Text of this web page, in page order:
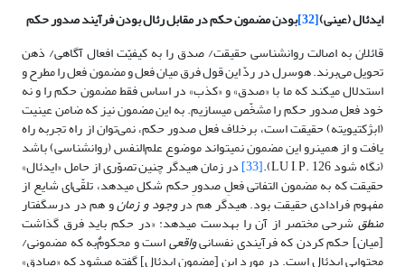
ایدئال (عینی)[32]
بودن مضمون حکم در مقابل رئال بودن فرآیند صدور حکم
قائلان به اصالت روان‏شناسى حقیقت/ صدق را به کیفیّت افعال آگاهى/ ذهن
تحویل می‌برند. هوسرل در ردّ این قول فرق میان فعل و مضمون فعل را مطرح و
استدلال مى‏کند که ما با «صدق» و «کذب» در اساس فقط مضمون حکم را و نه
خود فعل صدور حکم را مشخّص مى‏سازیم. به این مضمون نیز که ضامن عینیت
(ابژکتیویته) حقیقت است، برخلاف فعل صدور حکم، نمی‌توان از راه تجربه راه
یافت و از همین‏رو این مضمون نمى‏تواند موضوع علم‌النفس (روان‏شناسى) باشد
(نگاه شود LU I, P. 126). [33] در زمان هیدگر چنین تصوّرى از حامل «ایدئال»
حقیقت که به مضمون التفاتى فعلِ صدورِ حکم شکل مى‏دهد، تلقّى‌ای شایع از
مفهوم فرادادى حقیقت بود. هیدگر هم دروجود و زمانو هم در درس‏گفتار
منطق شرحى مختصر از آن را به‏دست مى‏دهد: «در حکم باید فرق گذاشت
[میان] حکم کردن که فرآیندى نفسانىواقعىاست و محکومٌ‌به که مضمونى/
محتوایى ایدئال است. در مورد این [مضمون ایدئال] گفته مى‏شود که «صادق»